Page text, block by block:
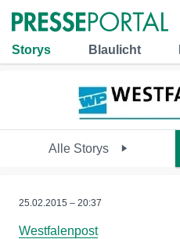
Storys Blaulicht
Alle Storys
25.02.2015 – 20:37
Westfalenpost